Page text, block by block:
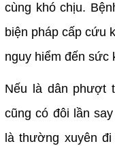
cùng khó chịu.
biện pháp cấp cứu
nguy hiểm đến sức
Nếu là dân phượt
cũng có đôi lần
là thường xuyên